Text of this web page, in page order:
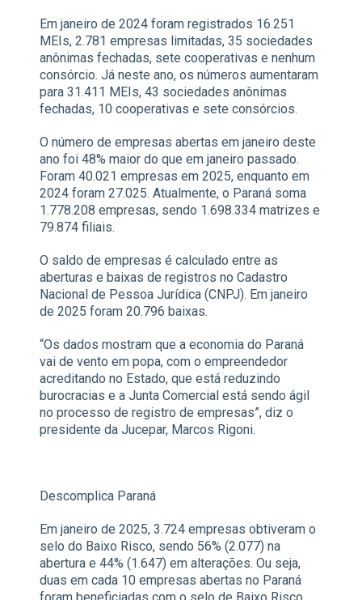
Em janeiro de 2024 foram registrados 16.251
MEIs, 2.781 empresas limitadas, 35 sociedades
anônimas fechadas, sete cooperativas e nenhum
consórcio. Já neste ano, os números aumentaram
para 31.411 MEIs, 43 sociedades anônimas
fechadas, 10 cooperativas e sete consórcios.
O número de empresas abertas em janeiro deste
ano foi 48% maior do que em janeiro passado.
Foram 40.021 empresas em 2025, enquanto em
2024 foram 27.025. Atualmente, o Paraná soma
1.778.208 empresas, sendo 1.698.334 matrizes e
79.874 filiais.
O saldo de empresas é calculado entre as
aberturas e baixas de registros no Cadastro
Nacional de Pessoa Jurídica (CNPJ). Em janeiro
de 2025 foram 20.796 baixas.
“Os dados mostram que a economia do Paraná
vai de vento em popa, com o empreendedor
acreditando no Estado, que está reduzindo
burocracias e a Junta Comercial está sendo ágil
no processo de registro de empresas”, diz o
presidente da Jucepar, Marcos Rigoni.
Descomplica Paraná
Em janeiro de 2025, 3.724 empresas obtiveram o
selo do Baixo Risco, sendo 56% (2.077) na
abertura e 44% (1.647) em alterações. Ou seja,
duas em cada 10 empresas abertas no Paraná